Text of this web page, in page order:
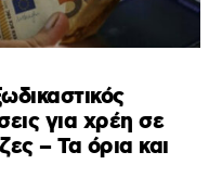
για χρέη σε
– Τα όρια και